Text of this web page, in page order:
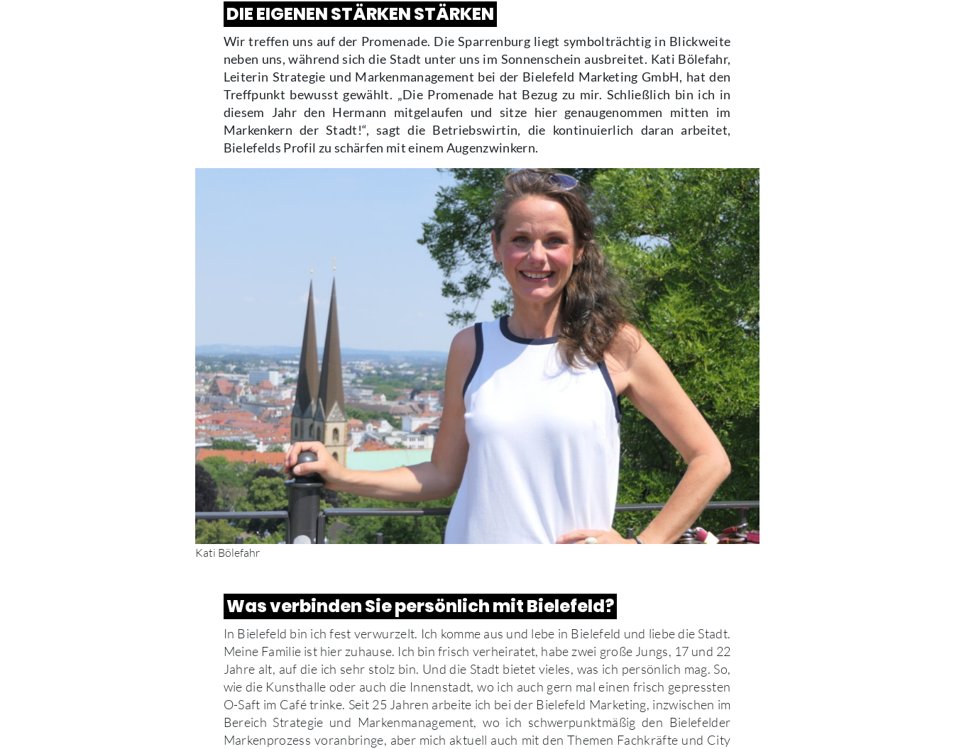
DIE EIGENEN STÄRKEN STÄRKEN
Wir treffen uns auf der Promenade. Die Sparrenburg liegt symbolträchtig in Blickweite
neben uns, während sich die Stadt unter uns im Sonnenschein ausbreitet. Kati Bölefahr,
Leiterin Strategie und Markenmanagement bei der Bielefeld Marketing GmbH, hat den
Treffpunkt bewusst gewählt. „Die Promenade hat Bezug zu mir. Schließlich bin ich in
diesem Jahr den Hermann mitgelaufen und sitze hier genaugenommen mitten im
Markenkern der Stadt!“, sagt die Betriebswirtin, die kontinuierlich daran arbeitet,
Bielefelds Profil zu schärfen mit einem Augenzwinkern.
Kati Bölefahr
Was verbinden Sie persönlich mit Bielefeld?
In Bielefeld bin ich fest verwurzelt. Ich komme aus und lebe in Bielefeld und liebe die Stadt.
Meine Familie ist hier zuhause. Ich bin frisch verheiratet, habe zwei große Jungs, 17 und 22
Jahre alt, auf die ich sehr stolz bin. Und die Stadt bietet vieles, was ich persönlich mag. So,
wie die Kunsthalle oder auch die Innenstadt, wo ich auch gern mal einen frisch gepressten
O-Saft im Café trinke. Seit 25 Jahren arbeite ich bei der Bielefeld Marketing, inzwischen im
Bereich Strategie und Markenmanagement, wo ich schwerpunktmäßig den Bielefelder
Markenprozess voranbringe, aber mich aktuell auch mit den Themen Fachkräfte und City